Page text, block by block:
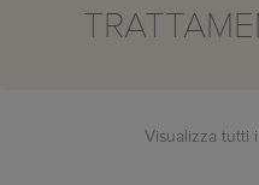
Visualizza tutti